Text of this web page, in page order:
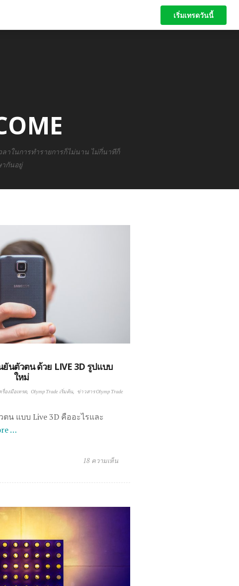
เริ่มเทรดวันนี้
ลาในการทำรายการก็ไม่นาน ไม่กี่นาทีก็
กันอยู่
ยันตัวตน ด้วย LIVE 3D รูปแบบ
ใหม่
รื่องมือเทรด Olymp Trade เริ่มต้น ข่าวสาร Olymp Trade
น แบบ Live 3D คืออะไรและ
…
18 ความเห็น
เริ่มเทรดวันนี้